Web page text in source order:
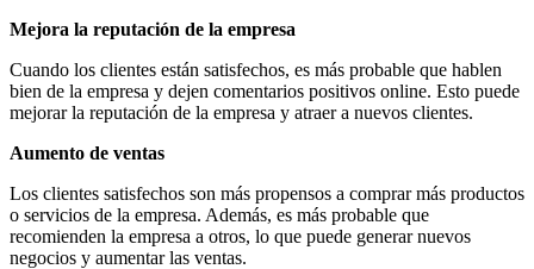
Mejora la reputación de la empresa
Cuando los clientes están satisfechos, es más probable que hablen
bien de la empresa y dejen comentarios positivos online. Esto puede
mejorar la reputación de la empresa y atraer a nuevos clientes.
Aumento de ventas
Los clientes satisfechos son más propensos a comprar más productos
o servicios de la empresa. Además, es más probable que
recomienden la empresa a otros, lo que puede generar nuevos
negocios y aumentar las ventas.